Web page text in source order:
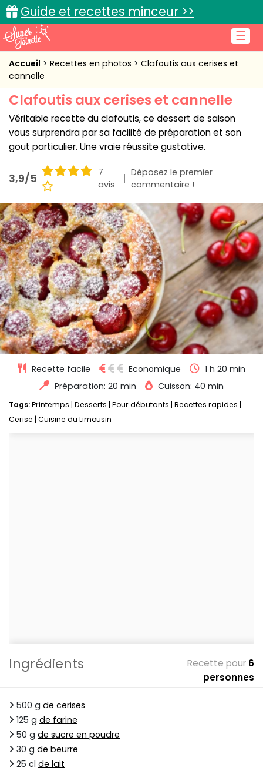
☰
Guide et recettes minceur >>
Accueil
Cuisine pratique
L'actu cuisine
Accueil Recettes en photos
Clafoutis aux cerises et
cannelle
Clafoutis aux cerises et cannelle
Véritable recette du clafoutis, ce dessert de saison
vous surprendra par sa facilité de préparation et son
gout particulier. Une vraie réussite gustative.
3,9/5
7
avis
Déposez le premier
commentaire !
Recette facile Economique
1 h 20 min
Préparation: 20 min
Cuisson: 40 min
Tags:Printemps Desserts Pour débutants Recettes rapides
Cerise Cuisine du Limousin
Ingrédients Recette pour 6
personnes
500 g de cerises
125 g de farine
50 g de sucre en poudre
30 g de beurre
25 cl de lait